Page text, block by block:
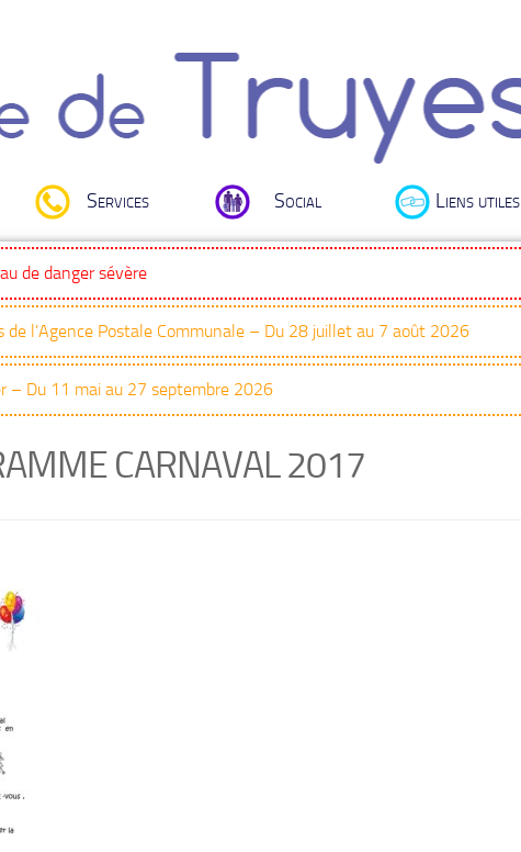
Services Social Liens utiles
de danger sévère
de l’Agence Postale Communale – Du 28 juillet au 7 août 2026
– Du 11 mai au 27 septembre 2026
CARNAVAL 2017